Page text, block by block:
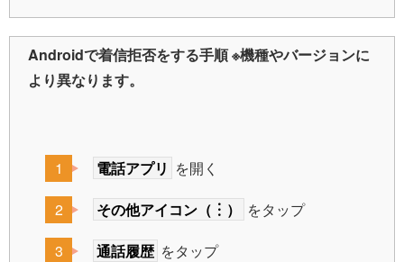
Androidで着信拒否をする手順 ※機種やバージョンに
より異なります。
電話アプリ を開く
その他アイコン（︙）
をタップ
通話履歴 をタップ